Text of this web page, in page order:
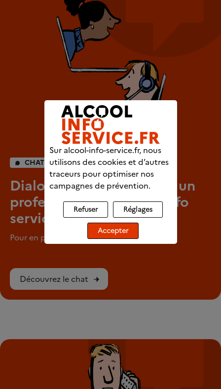
CHAT INDIVIDUEL
Dialoguez en direct avec un
professionnel d’Alcool info
service
Pour en parler en tout anonymat
Découvrez le chat
Sur alcool-info-service.fr, nous
utilisons des cookies et d’autres
traceurs pour optimiser nos
campagnes de prévention.
Refuser Réglages
Accepter